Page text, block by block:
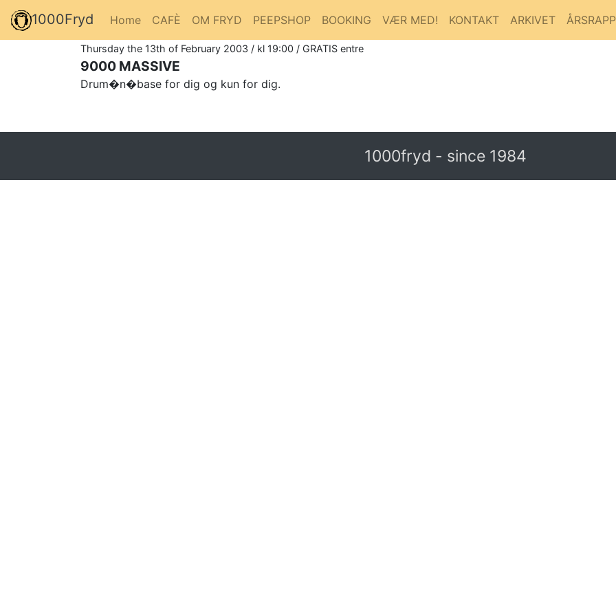
1000Fryd Home CAFÈ OM FRYD PEEPSHOP BOOKING VÆR MED! KONTAKT ARKIVET
Thursday the 13th of February 2003 / kl 19:00 / GRATIS entre
9000 MASSIVE
Drum�n�base for dig og kun for dig.
1000fryd - since 1984